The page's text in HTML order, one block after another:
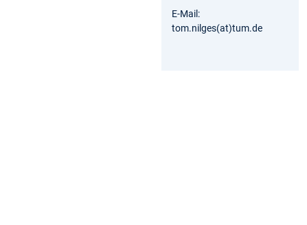
E-Mail:
tom.nilges(at)tum.de